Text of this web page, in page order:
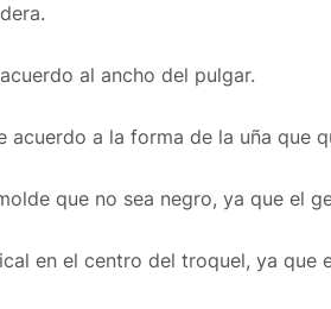
al ancho del pulgar.
a la forma de la uña que
que no sea negro, ya que el
en el centro del troquel, ya